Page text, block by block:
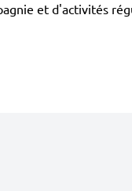
et d'activités